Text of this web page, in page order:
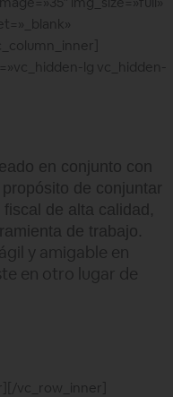
lg vc_hidden-
en conjunto con
de conjuntar
de alta calidad,
de trabajo.
y amigable en
en otro lugar de
vc_row_inner]